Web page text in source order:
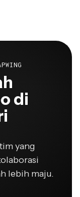
di
lebih maju.